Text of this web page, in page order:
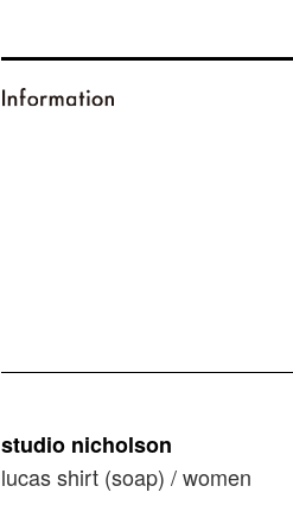
studio nicholson
lucas shirt (soap) / women